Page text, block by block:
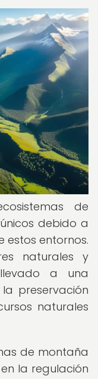
de
debido a
entornos.
naturales y
a una
preservación
naturales
de montaña
la regulación